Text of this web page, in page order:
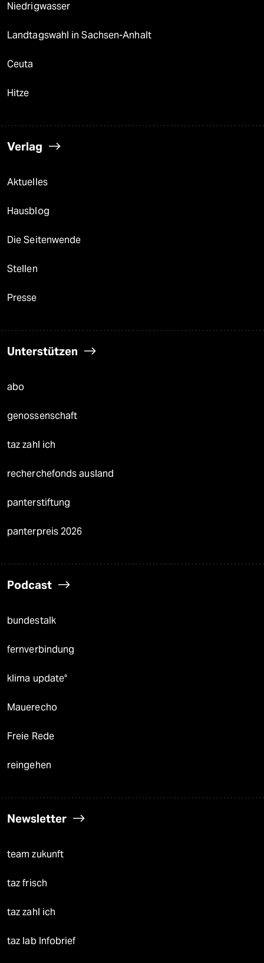
Niedrigwasser
Landtagswahl in Sachsen-Anhalt
Ceuta
Hitze
Verlag
Aktuelles
Hausblog
Die Seitenwende
Stellen
Presse
Unterstützen
abo
genossenschaft
taz zahl ich
recherchefonds ausland
panterstiftung
panterpreis 2026
Podcast
bundestalk
fernverbindung
klima update°
Mauerecho
Freie Rede
reingehen
Newsletter
team zukunft
taz frisch
taz zahl ich
taz lab Infobrief